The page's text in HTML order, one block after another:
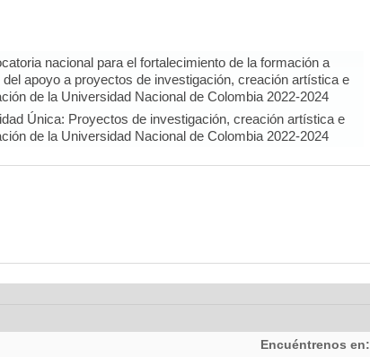
nacional para el fortalecimiento de la formación a
apoyo a proyectos de investigación, creación artística e
de la Universidad Nacional de Colombia 2022-2024
Única: Proyectos de investigación, creación artística e
de la Universidad Nacional de Colombia 2022-2024
Encuéntrenos en: